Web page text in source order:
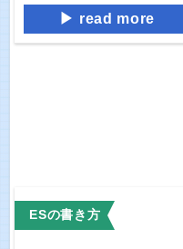
read more
ESの書き方